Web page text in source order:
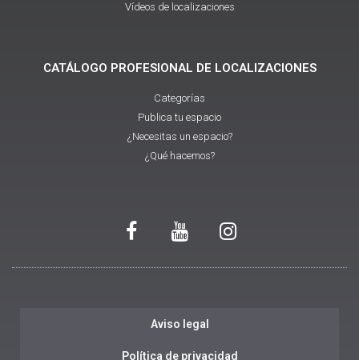
Vídeos de localizaciones
CATÁLOGO PROFESIONAL DE LOCALIZACIONES
Categorías
Publica tu espacio
¿Necesitas un espacio?
¿Qué hacemos?
Aviso legal
Política de privacidad